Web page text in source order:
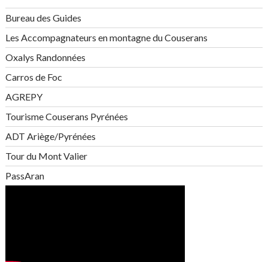
Bureau des Guides
Les Accompagnateurs en montagne du Couserans
Oxalys Randonnées
Carros de Foc
AGREPY
Tourisme Couserans Pyrénées
ADT Ariège/Pyrénées
Tour du Mont Valier
PassAran